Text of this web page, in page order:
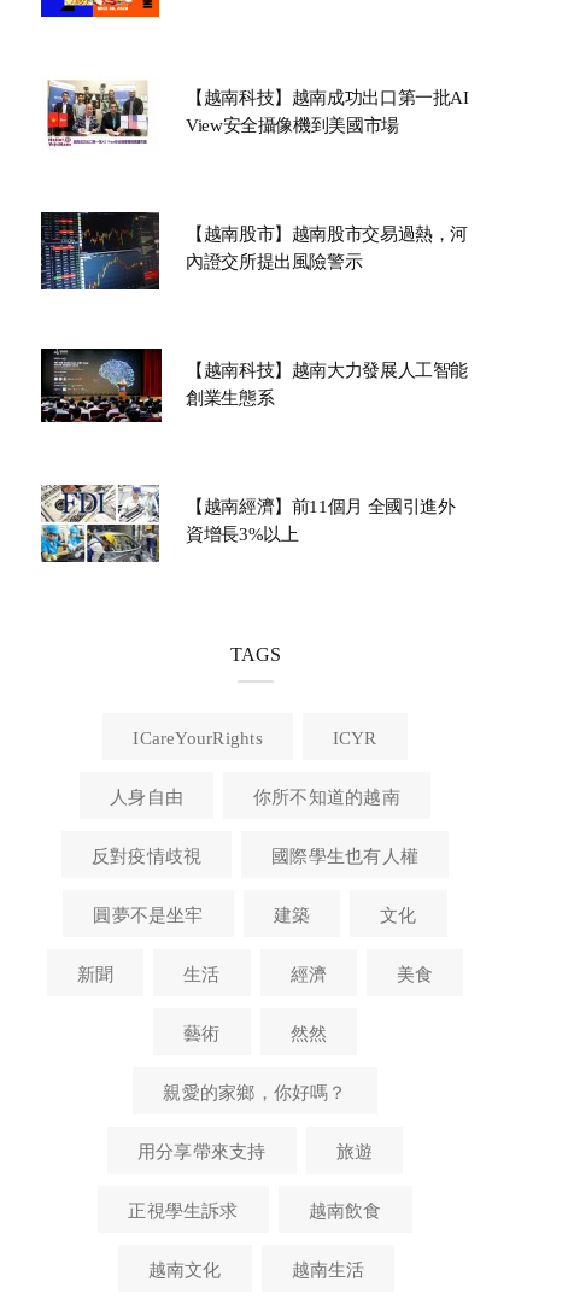
【越南生活】化腐朽為神
奇，用垃圾打造出獨特藝術
【建築建築】在越南的美麗
法國烙印系列 - 芽榮碼頭
【越南科技】越南成功出口第一批AI
View安全攝像機到美國市場
【越南股市】越南股市交易過熱，河
內證交所提出風險警示
【越南科技】越南大力發展人工智能
創業生態系
【越南經濟】前11個月 全國引進外
資增長3%以上
TAGS
ICareYourRights ICYR
人身自由 你所不知道的越南
反對疫情歧視 國際學生也有人權
圓夢不是坐牢 建築 文化
新聞 生活 經濟 美食
藝術 然然
親愛的家鄉，你好嗎？
用分享帶來支持 旅遊
正視學生訴求 越南飲食
越南文化 越南生活